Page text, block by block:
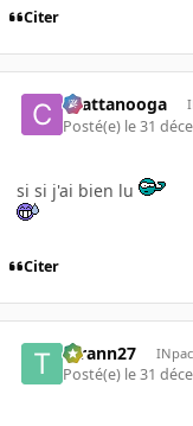
Citer
chattanooga
Posté(e) le 31
si si j'ai bien lu
Citer
tyrann27
Posté(e) le 31